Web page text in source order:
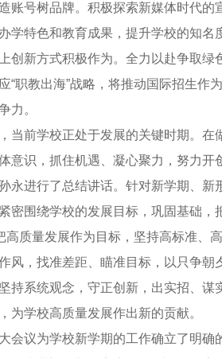
账号树品牌。积极探索新媒体时代
学特色和教育成果，提升学校的知
创新方式积极作为。全力以赴争取
“职教出海”战略，将推动国际招生
力。
前学校正处于发展的关键时期。在做
意识，抓住机遇、凝心聚力，努力开
进行了总结讲话。针对新学期、新形
密围绕学校的发展目标，巩固基础
高质量发展作为目标，坚持高标准、
风，找准差距、瞄准目标，以只争朝
持系统观念，守正创新，出实招、谋
为学校高质量发展作出新的贡献。
议为学校新学期的工作确立了明确